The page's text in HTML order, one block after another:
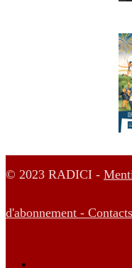
© 2023 RADICI -
d'abonnement -